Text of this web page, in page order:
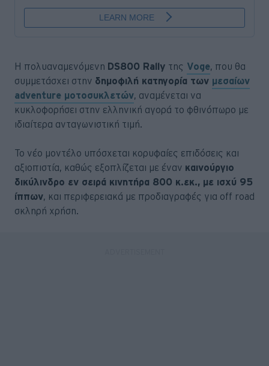
Η πολυαναμενόμενη DS800 Rally της Voge, που θα
συμμετάσχει στην δημοφιλή κατηγορία των μεσαίων
adventure μοτοσυκλετών, αναμένεται να
κυκλοφορήσει στην ελληνική αγορά το φθινόπωρο με
ιδιαίτερα ανταγωνιστική τιμή.
Το νέο μοντέλο υπόσχεται κορυφαίες επιδόσεις και
αξιοπιστία, καθώς εξοπλίζεται με έναν καινούργιο
δικύλινδρο εν σειρά κινητήρα 800 κ.εκ., με ισχύ 95
ίππων, και περιφερειακά με προδιαγραφές για off road
σκληρή χρήση.